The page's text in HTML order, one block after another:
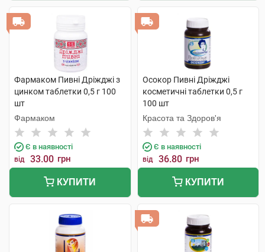
Фармаком Пивні Дріжджі з
цинком таблетки 0,5 г 100
шт
Фармаком
Є в наявності
від 33.00 грн
КУПИТИ
Осокор Пивні Дріжджі
косметичні таблетки 0,5 г
100 шт
Красота та Здоров'я
Є в наявності
від 36.80 грн
КУПИТИ